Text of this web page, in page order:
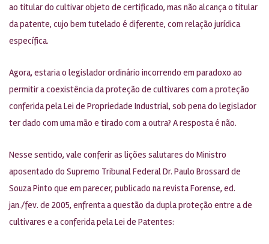
ao titular do cultivar objeto de certificado, mas não alcança o titular
da patente, cujo bem tutelado é diferente, com relação jurídica
específica.
Agora, estaria o legislador ordinário incorrendo em paradoxo ao
permitir a coexistência da proteção de cultivares com a proteção
conferida pela Lei de Propriedade Industrial, sob pena do legislador
ter dado com uma mão e tirado com a outra? A resposta é não.
Nesse sentido, vale conferir as lições salutares do Ministro
aposentado do Supremo Tribunal Federal Dr. Paulo Brossard de
Souza Pinto que em parecer, publicado na revista Forense, ed.
jan./fev. de 2005, enfrenta a questão da dupla proteção entre a de
cultivares e a conferida pela Lei de Patentes: